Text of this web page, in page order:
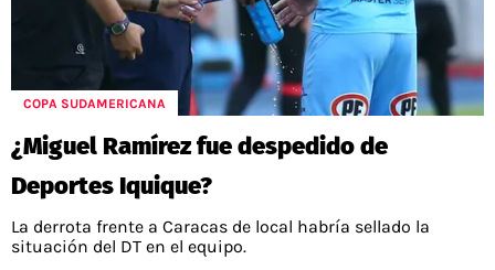
COPA SUDAMERICANA
¿Miguel Ramírez fue despedido de
Deportes Iquique?
La derrota frente a Caracas de local habría sellado la
situación del DT en el equipo.